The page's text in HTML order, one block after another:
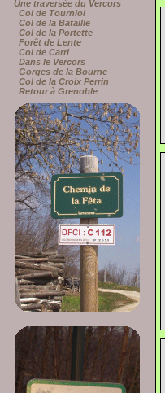
Une traversée du Vercors
Col de Tourniol
Col de la Bataille
Col de la Portette
Forêt de Lente
Col de Carri
Dans le Vercors
Gorges de la Bourne
Col de la Croix Perrin
Retour à Grenoble